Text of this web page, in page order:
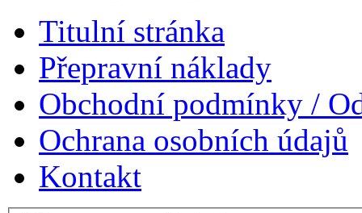
Titulní stránka
Přepravní náklady
Obchodní podmínky /
Ochrana osobních údajů
Kontakt